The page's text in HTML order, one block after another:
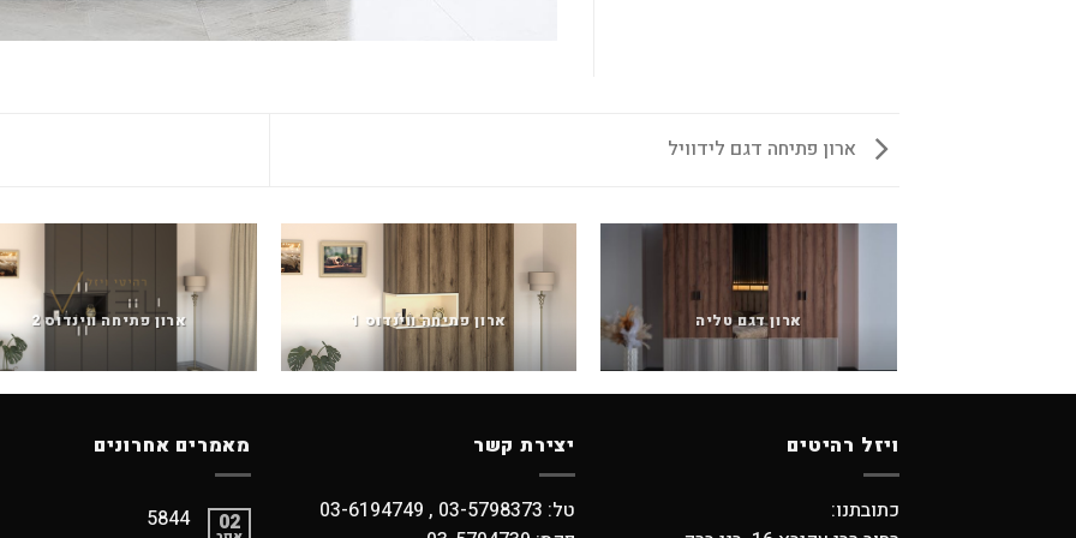
ארון פתיחה דגם לידוויל
ארון דגם טליה ארון פתיחה ווינדוס 1 ארון פתיחה ווינדוס 2
ויזל רהיטים
כתובתנו:
יצירת קשר
טל: 03-5798373 , 03-6194749
מאמרים אחרונים
02
5844